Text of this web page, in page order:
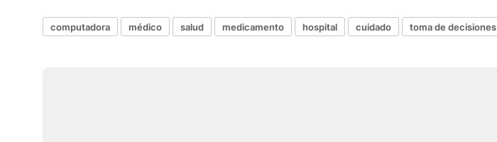
computadora médico salud medicamento hospital cuidado toma de decisiones